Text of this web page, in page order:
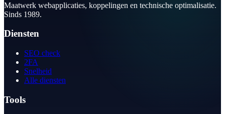
Maatwerk webapplicaties, koppelingen en technische optimalisatie.
Sinds 1989.
Diensten
SEO check
2FA
Snelheid
Alle diensten
Tools